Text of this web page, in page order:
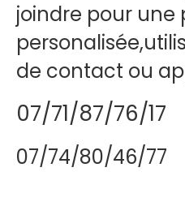
joindre pour une
de contact ou
07/71/87/76/17
07/74/80/46/77